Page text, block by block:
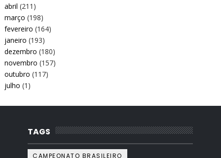
abril (211)
março (198)
fevereiro (164)
janeiro (193)
dezembro (180)
novembro (157)
outubro (117)
julho (1)
TAGS
CAMPEONATO BRASILEIRO